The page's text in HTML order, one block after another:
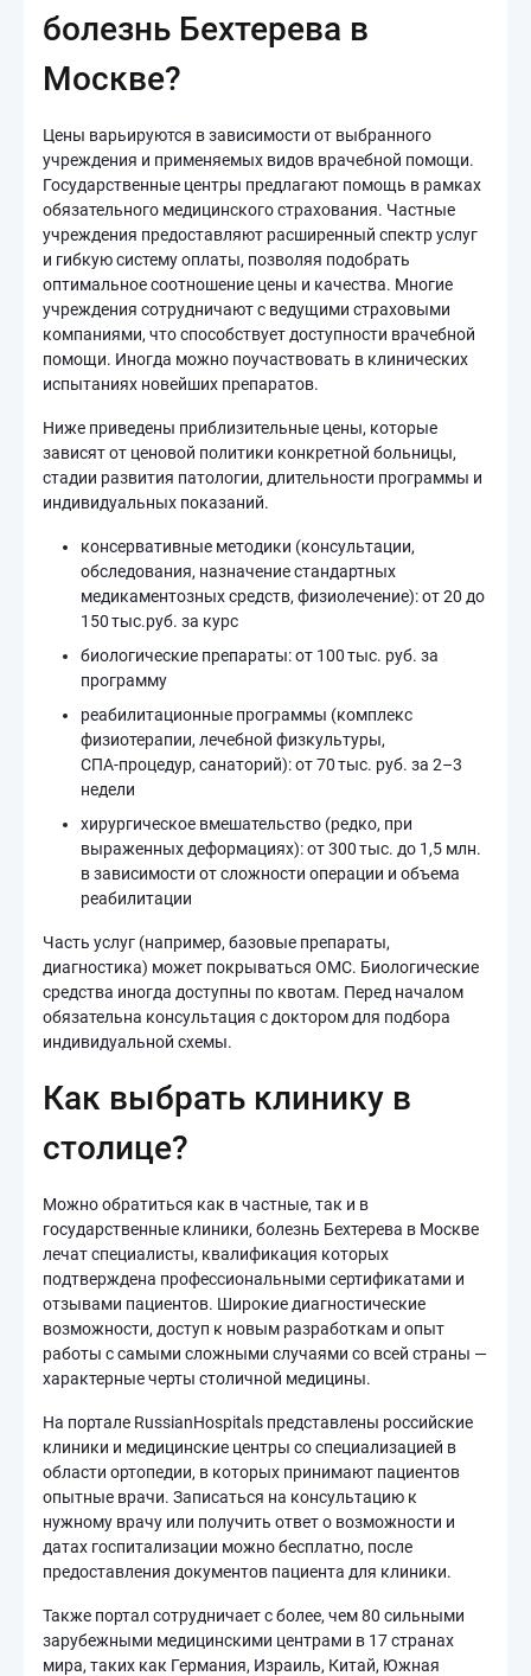
болезнь Бехтерева в
Москве?
Цены варьируются в зависимости от выбранного
учреждения и применяемых видов врачебной помощи.
Государственные центры предлагают помощь в рамках
обязательного медицинского страхования. Частные
учреждения предоставляют расширенный спектр услуг
и гибкую систему оплаты, позволяя подобрать
оптимальное соотношение цены и качества. Многие
учреждения сотрудничают с ведущими страховыми
компаниями, что способствует доступности врачебной
помощи. Иногда можно поучаствовать в клинических
испытаниях новейших препаратов.
Ниже приведены приблизительные цены, которые
зависят от ценовой политики конкретной больницы,
стадии развития патологии, длительности программы и
индивидуальных показаний.
консервативные методики (консультации,
обследования, назначение стандартных
медикаментозных средств, физиолечение): от 20 до
150 тыс.руб. за курс
биологические препараты: от 100 тыс. руб. за
программу
реабилитационные программы (комплекс
физиотерапии, лечебной физкультуры,
СПА‑процедур, санаторий): от 70 тыс. руб. за 2–3
недели
хирургическое вмешательство (редко, при
выраженных деформациях): от 300 тыс. до 1,5 млн.
в зависимости от сложности операции и объема
реабилитации
Часть услуг (например, базовые препараты,
диагностика) может покрываться ОМС. Биологические
средства иногда доступны по квотам. Перед началом
обязательна консультация с доктором для подбора
индивидуальной схемы.
Как выбрать клинику в
столице?
Можно обратиться как в частные, так и в
государственные клиники, болезнь Бехтерева в Москве
лечат специалисты, квалификация которых
подтверждена профессиональными сертификатами и
отзывами пациентов. Широкие диагностические
возможности, доступ к новым разработкам и опыт
работы с самыми сложными случаями со всей страны —
характерные черты столичной медицины.
На портале RussianHospitals представлены российские
клиники и медицинские центры со специализацией в
области ортопедии, в которых принимают пациентов
опытные врачи. Записаться на консультацию к
нужному врачу или получить ответ о возможности и
датах госпитализации можно бесплатно, после
предоставления документов пациента для клиники.
Также портал сотрудничает с более, чем 80 сильными
зарубежными медицинскими центрами в 17 странах
мира, таких как Германия, Израиль, Китай, Южная